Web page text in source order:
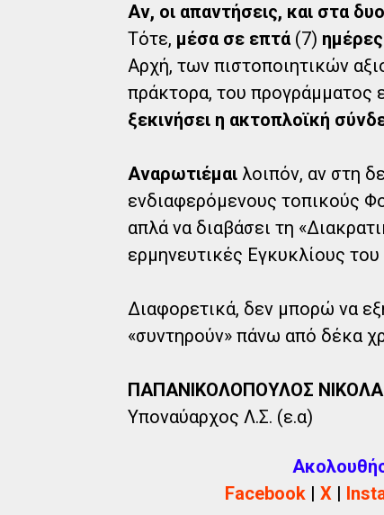
Αν, οι απαντήσεις, και στα
Τότε, μέσα σε επτά (7) ημέρες
Αρχή, των πιστοποιητικών
πράκτορα, του προγράμματος
ξεκινήσει η ακτοπλοϊκή
Αναρωτιέμαι λοιπόν, αν στη
ενδιαφερόμενους τοπικούς
απλά να διαβάσει τη
ερμηνευτικές Εγκυκλίους
Διαφορετικά, δεν μπορώ να
«συντηρούν» πάνω από δέκα
ΠΑΠΑΝΙΚΟΛΟΠΟΥΛΟΣ
Υποναύαρχος Λ.Σ. (ε.α)
Facebook| X|